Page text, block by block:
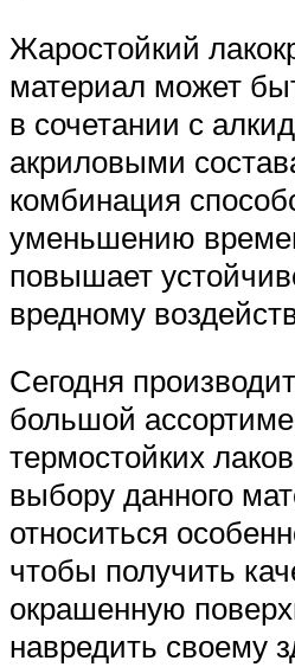
Жаростойкий
материал может
в сочетании с
акриловыми
комбинация
уменьшению
повышает
вредному
Сегодня
большой
термостойких
выбору данного
относиться
чтобы получить
окрашенную
навредить своему